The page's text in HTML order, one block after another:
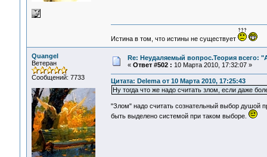
Истина в том, что истины не существует
Quangel
Ветеран
Сообщений: 7733
Re: Неудаляемый вопрос.Теория всего:
« Ответ #502 : 10 Марта 2010, 17:32:07 »
Цитата: Delema от 10 Марта 2010, 17:25:43
Ну тогда что же надо считать злом, если даже
"Злом" надо считать сознательный выбор душой
быть выделено системой при таком выборе.